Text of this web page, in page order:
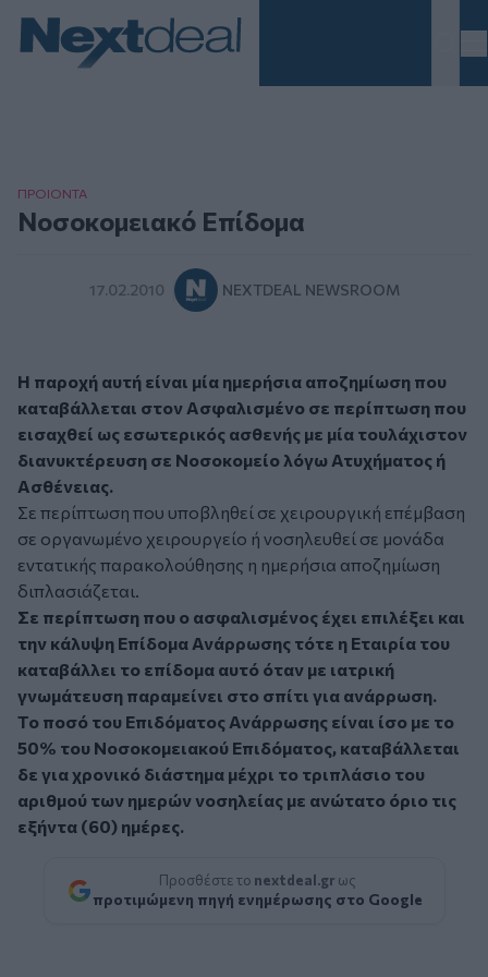
ΠΡΟΙΟΝΤΑ
Νοσοκομειακό Επίδομα
17.02.2010 NEXTDEAL NEWSROOM
Η παροχή αυτή είναι μία ημερήσια αποζημίωση που
καταβάλλεται στον Ασφαλισμένο σε περίπτωση που
εισαχθεί ως εσωτερικός ασθενής με μία τουλάχιστον
διανυκτέρευση σε Νοσοκομείο λόγω Ατυχήματος ή
Ασθένειας.
Σε περίπτωση που υποβληθεί σε χειρουργική επέμβαση
σε οργανωμένο χειρουργείο ή νοσηλευθεί σε μονάδα
εντατικής παρακολούθησης η ημερήσια αποζημίωση
διπλασιάζεται.
Σε περίπτωση που ο ασφαλισμένος έχει επιλέξει και
την κάλυψη Επίδομα Ανάρρωσης τότε η Εταιρία του
καταβάλλει το επίδομα αυτό όταν με ιατρική
γνωμάτευση παραμείνει στο σπίτι για ανάρρωση.
Το ποσό του Επιδόματος Ανάρρωσης είναι ίσο με το
50% του Νοσοκομειακού Επιδόματος, καταβάλλεται
δε για χρονικό διάστημα μέχρι το τριπλάσιο του
αριθμού των ημερών νοσηλείας με ανώτατο όριο τις
εξήντα (60) ημέρες.
Προσθέστε το nextdeal.gr ως
προτιμώμενη πηγή ενημέρωσης στο Google